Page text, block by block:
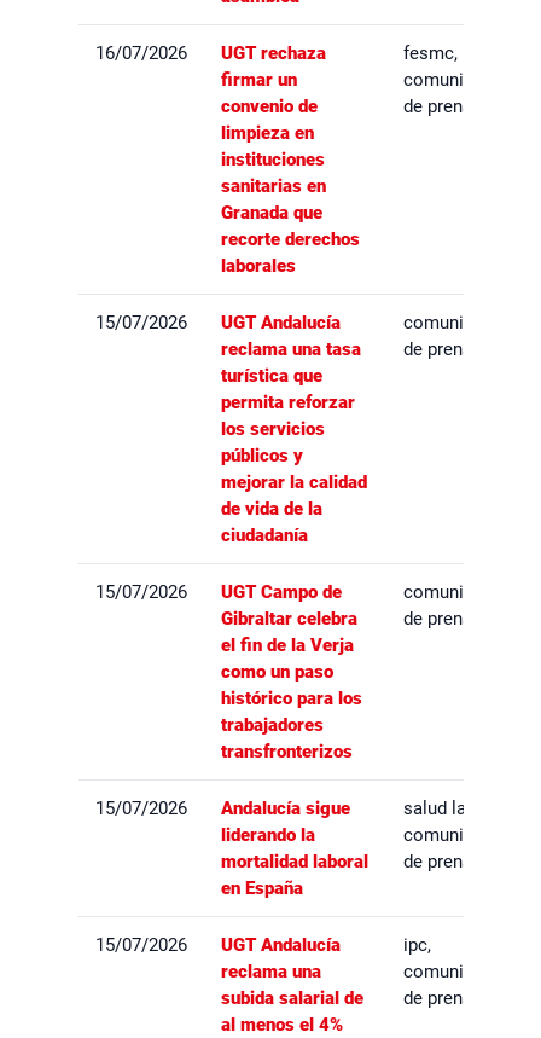
16/07/2026
UGT rechaza
firmar un
convenio de
limpieza en
instituciones
sanitarias en
Granada que
recorte derechos
laborales
fesmc,
comunicados
de prensa
15/07/2026
UGT Andalucía
reclama una tasa
turística que
permita reforzar
los servicios
públicos y
mejorar la calidad
de vida de la
ciudadanía
comunicados
de prensa
15/07/2026
UGT Campo de
Gibraltar celebra
el fin de la Verja
como un paso
histórico para los
trabajadores
transfronterizos
comunicados
de prensa
15/07/2026
Andalucía sigue
liderando la
mortalidad laboral
en España
salud laboral,
comunicados
de prensa
15/07/2026
UGT Andalucía
reclama una
subida salarial de
al menos el 4%
ipc,
comunicados
de prensa